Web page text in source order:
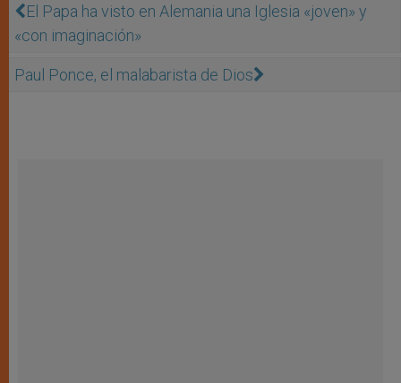
El Papa ha visto en Alemania una Iglesia «joven» y
«con imaginación»
Paul Ponce, el malabarista de Dios